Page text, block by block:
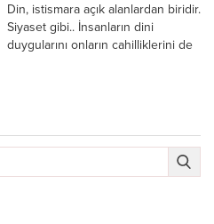
uyarıdır aslında Tek başına tatile
çıkan, Tek başına lokantada
istediğini yiyen, Ama evini ve
Din, istismara açık alanlardan biridir.
Siyaset gibi.. İnsanların dini
duygularını onların cahilliklerini de
aldatılmak çok kolaydır. Konu din
olunca aynısını yapan insanlar